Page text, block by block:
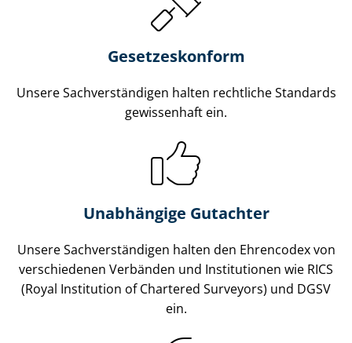
Gesetzes­konform
Unsere Sach­ver­stän­di­gen halten rechtliche Standards
gewissenhaft ein.
Unabhängige Gutachter
Unsere Sach­ver­stän­di­gen halten den Ehrencodex von
verschiedenen Verbänden und Institutionen wie RICS
(Royal Institution of Chartered Surveyors) und DGSV
ein.